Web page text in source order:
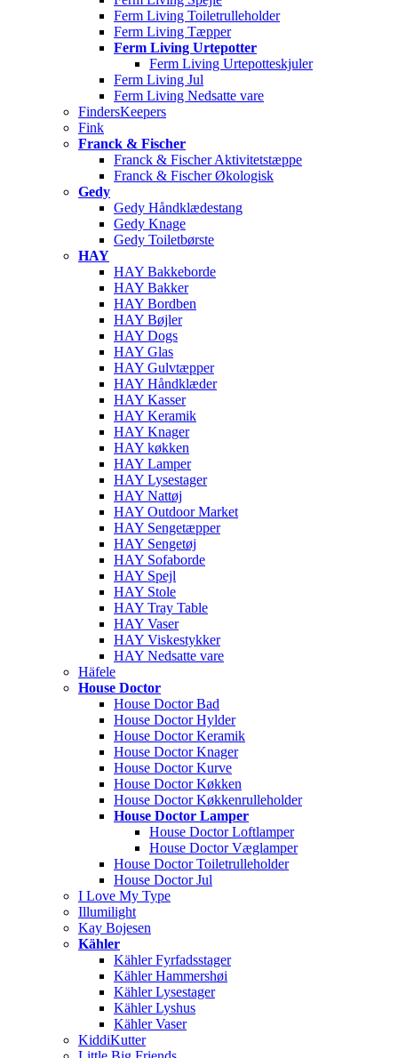
Ferm Living Toiletrulleholder
Ferm Living Tæpper
Ferm Living Urtepotter
Ferm Living Urtepotteskjuler
Ferm Living Jul
Ferm Living Nedsatte vare
FindersKeepers
Fink
Franck & Fischer
Franck & Fischer Aktivitetstæppe
Franck & Fischer Økologisk
Gedy
Gedy Håndklædestang
Gedy Knage
Gedy Toiletbørste
HAY
HAY Bakkeborde
HAY Bakker
HAY Bordben
HAY Bøjler
HAY Dogs
HAY Glas
HAY Gulvtæpper
HAY Håndklæder
HAY Kasser
HAY Keramik
HAY Knager
HAY køkken
HAY Lamper
HAY Lysestager
HAY Nattøj
HAY Outdoor Market
HAY Sengetæpper
HAY Sengetøj
HAY Sofaborde
HAY Spejl
HAY Stole
HAY Tray Table
HAY Vaser
HAY Viskestykker
HAY Nedsatte vare
Häfele
House Doctor
House Doctor Bad
House Doctor Hylder
House Doctor Keramik
House Doctor Knager
House Doctor Kurve
House Doctor Køkken
House Doctor Køkkenrulleholder
House Doctor Lamper
House Doctor Loftlamper
House Doctor Væglamper
House Doctor Toiletrulleholder
House Doctor Jul
I Love My Type
Illumilight
Kay Bojesen
Kähler
Kähler Fyrfadsstager
Kähler Hammershøi
Kähler Lysestager
Kähler Lyshus
Kähler Vaser
KiddiKutter